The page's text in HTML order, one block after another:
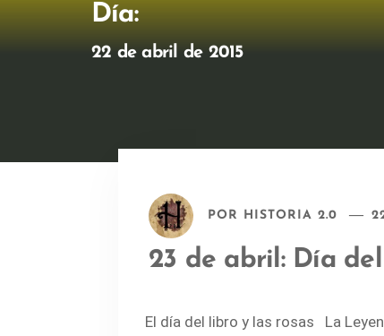
Día:
22 de abril de 2015
POR HISTORIA 2.0
23 de abril: Día
El día del libro y las rosas La